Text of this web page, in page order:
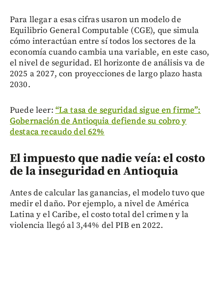
Para llegar a esas cifras usaron un modelo de
Equilibrio General Computable (CGE), que simula
cómo interactúan entre sí todos los sectores de la
economía cuando cambia una variable, en este caso,
el nivel de seguridad. El horizonte de análisis va de
2025 a 2027, con proyecciones de largo plazo hasta
2030.
Puede leer: “La tasa de seguridad sigue en firme”:
Gobernación de Antioquia defiende su cobro y
destaca recaudo del 62%
El impuesto que nadie veía: el costo
de la inseguridad en Antioquia
Antes de calcular las ganancias, el modelo tuvo que
medir el daño. Por ejemplo, a nivel de América
Latina y el Caribe, el costo total del crimen y la
violencia llegó al 3,44% del PIB en 2022.